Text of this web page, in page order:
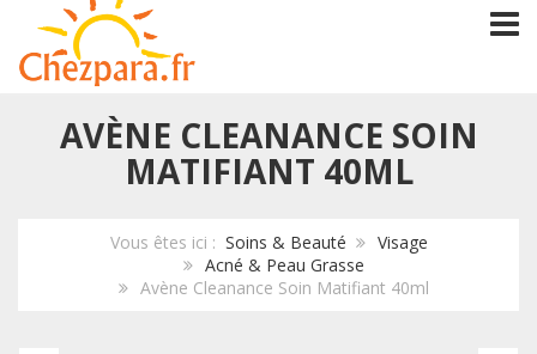
AVÈNE CLEANANCE SOIN
MATIFIANT 40ML
Vous êtes ici : Soins & Beauté
Visage
Acné & Peau Grasse
Avène Cleanance Soin Matifiant 40ml